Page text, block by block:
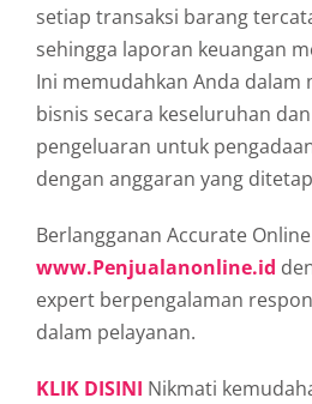
setiap transaksi barang
sehingga laporan keuangan
Ini memudahkan Anda dalam
bisnis secara keseluruhan
pengeluaran untuk
dengan anggaran yang
Berlangganan Accurate
www.Penjualanonline.id
expert berpengalaman
dalam pelayanan.
KLIK DISINI Nikmati